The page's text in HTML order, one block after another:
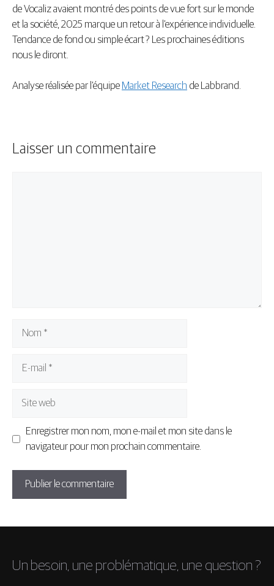
de Vocaliz avaient montré des points de vue fort sur le monde
et la société, 2025 marque un retour à l’expérience individuelle.
Tendance de fond ou simple écart ? Les prochaines éditions
nous le diront.
Analyse réalisée par l’équipe Market Research de Labbrand.
Laisser un commentaire
Enregistrer mon nom, mon e-mail et mon site dans le
navigateur pour mon prochain commentaire.
Un besoin, une problématique, une question ?